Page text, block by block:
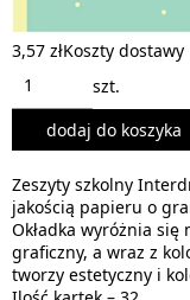
3,57 złKoszty dostawy
szt.
dodaj do koszyka
Zeszyty szkolny
jakością papieru o
Okładka wyróżnia
graficzny, a wraz z
tworzy estetyczny i